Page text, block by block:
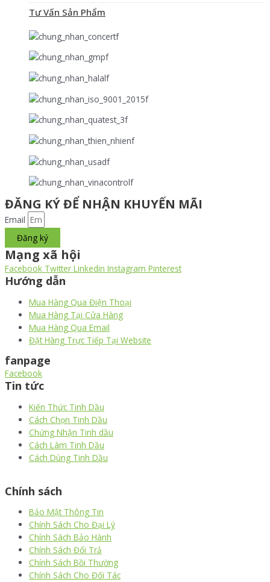
Tư Vấn Sản Phẩm
ĐĂNG KÝ ĐỂ NHẬN KHUYẾN MÃI
Email
Đăng ký
Mạng xã hội
Facebook Twitter Linkedin Instagram Pinterest
Hướng dẫn
Mua Hàng Qua Điện Thoại
Mua Hàng Tại Cửa Hàng
Mua Hàng Qua Email
Đặt Hàng Trực Tiếp Tại Website
fanpage
Facebook
Tin tức
Kiến Thức Tinh Dầu
Cách Chọn Tinh Dầu
Chứng Nhận Tinh dầu
Cách Làm Tinh Dầu
Cách Dùng Tinh Dầu
Chính sách
Bảo Mật Thông Tin
Chính Sách Cho Đại Lý
Chính Sách Bảo Hành
Chính Sách Đổi Trả
Chính Sách Bồi Thường
Chính Sách Cho Đối Tác